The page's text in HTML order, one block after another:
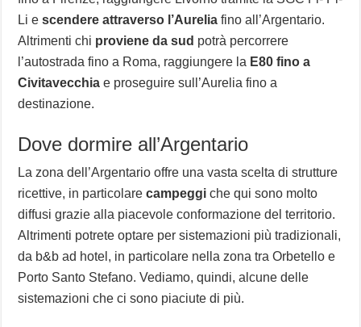
Li escendere attraverso l’Aurelia fino all’Argentario.
Altrimenti chi proviene da sud potrà percorrere
l’autostrada fino a Roma, raggiungere la E80 fino a
Civitavecchia e proseguire sull’Aurelia fino a
destinazione.
Dove dormire all’Argentario
La zona dell’Argentario offre una vasta scelta di strutture
ricettive, in particolarecampeggi che qui sono molto
diffusi grazie alla piacevole conformazione del territorio.
Altrimenti potrete optare per sistemazioni più tradizionali,
da b&b ad hotel, in particolare nella zona tra Orbetello e
Porto Santo Stefano. Vediamo, quindi, alcune delle
sistemazioni che ci sono piaciute di più.